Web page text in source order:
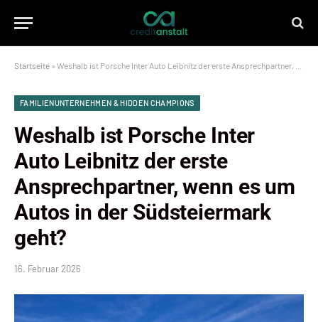
Startseite » Weshalb ist Porsche Inter Auto Leibnitz der erste Ansprechpartner, wenn es um Autos in der Südsteiermark geht?
FAMILIENUNTERNEHMEN & HIDDEN CHAMPIONS
Weshalb ist Porsche Inter
Auto Leibnitz der erste
Ansprechpartner, wenn es um
Autos in der Südsteiermark
geht?
16. Februar 2026